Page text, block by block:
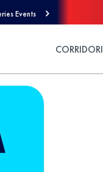
Events
CORRIDORI